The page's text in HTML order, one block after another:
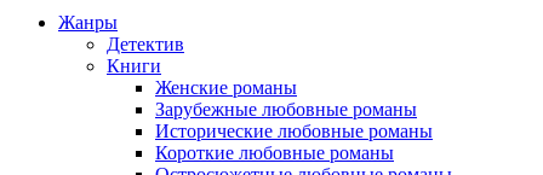
Жанры
Детектив
Книги
Женские романы
Зарубежные любовные романы
Исторические любовные романы
Короткие любовные романы